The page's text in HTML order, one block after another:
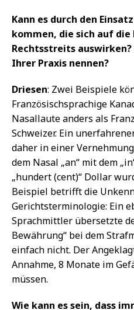
Kann es durch den
kommen, die sich auf die
Rechtsstreits auswirken?
Ihrer Praxis nennen?
Driesen: Zwei Beispiele
Französischsprachige
Nasallaute anders als
Schweizer. Ein
daher in einer
dem Nasal „an“ mit dem
„hundert (cent)“ Dollar
Beispiel betrifft die
Gerichtsterminologie: Ein
Sprachmittler übersetzte
Bewährung“ bei dem
einfach nicht. Der
Annahme, 8 Monate im
müssen.
Wie kann es sein, dass